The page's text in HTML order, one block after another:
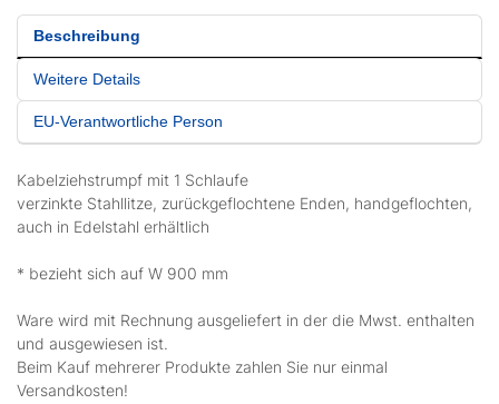
Beschreibung
Weitere Details
EU-Verantwortliche Person
Kabelziehstrumpf mit 1 Schlaufe
verzinkte Stahllitze, zurückgeflochtene Enden, handgeflochten,
auch in Edelstahl erhältlich
* bezieht sich auf W 900 mm
Ware wird mit Rechnung ausgeliefert in der die Mwst. enthalten
und ausgewiesen ist.
Beim Kauf mehrerer Produkte zahlen Sie nur einmal
Versandkosten!